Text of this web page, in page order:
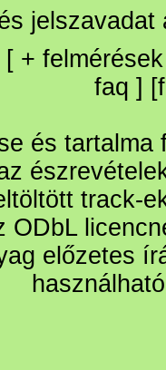
[ + felmérések
faq ] [
és
track-
ODbL
előzetes